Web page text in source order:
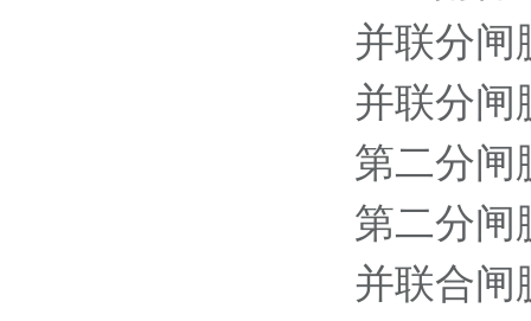
并联分闸
并联分闸
第二分闸
第二分闸
并联合闸